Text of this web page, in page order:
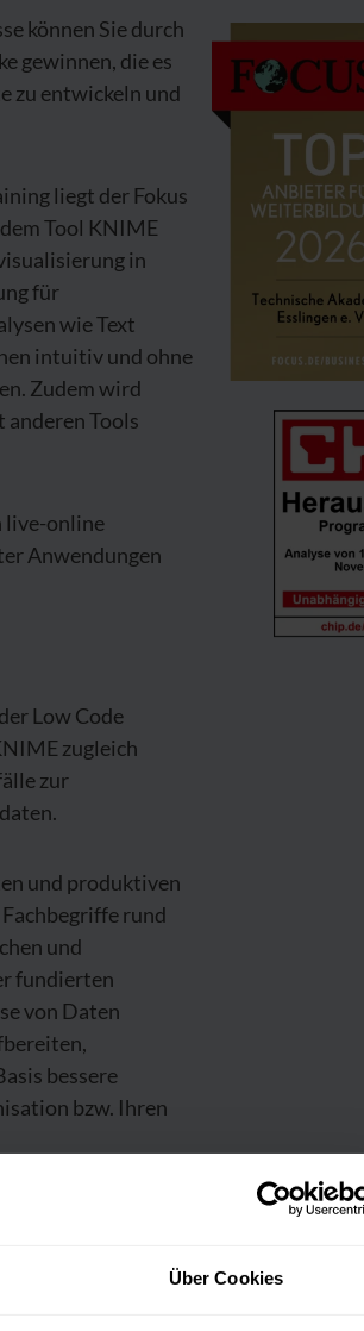
Über Cookies
können Sie durch
gewinnen, die es
zu entwickeln und
liegt der Fokus
Tool KNIME
in
für
wie Text
intuitiv und ohne
Zudem wird
Tools
live-online
Anwendungen
Low Code
zugleich
zur
und produktiven
rund
und
fundierten
von Daten
bessere
bzw. Ihren